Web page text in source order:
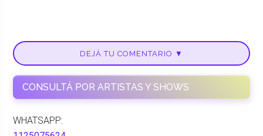
DEJÁ TU COMENTARIO ▼
CONSULTÁ POR ARTISTAS Y SHOWS
WHATSAPP: